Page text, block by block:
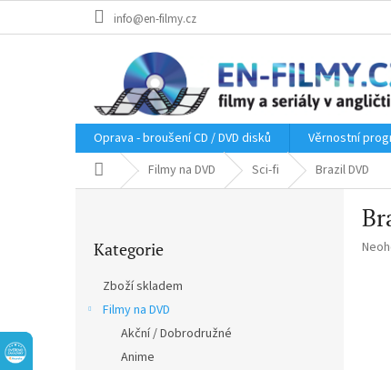
info@en-filmy.cz
Oprava - broušení CD / DVD disků Věrnostní
Domů Filmy na DVD Sci-fi Brazil DVD
kategorie
Kategorie
Zboží skladem
Filmy na DVD
Akční / Dobrodružné
Anime